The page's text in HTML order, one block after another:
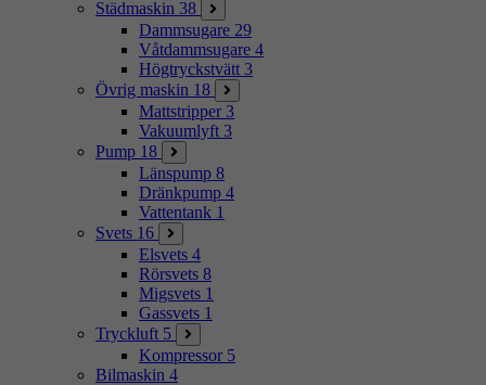
Städmaskin 38
Dammsugare 29
Våtdammsugare 4
Högtryckstvätt 3
Övrig maskin 18
Mattstripper 3
Vakuumlyft 3
Pump 18
Länspump 8
Dränkpump 4
Vattentank 1
Svets 16
Elsvets 4
Rörsvets 8
Migsvets 1
Gassvets 1
Tryckluft 5
Kompressor 5
Bilmaskin 4